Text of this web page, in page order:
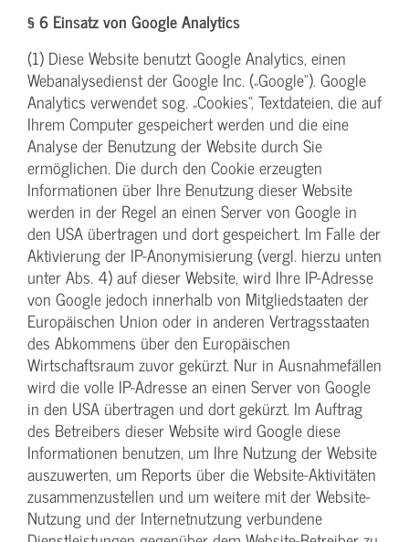
§ 6 Einsatz von Google Analytics
(1) Diese Website benutzt Google Analytics, einen
Webanalysedienst der Google Inc. („Google“). Google
Analytics verwendet sog. „Cookies“, Textdateien, die auf
Ihrem Computer gespeichert werden und die eine
Analyse der Benutzung der Website durch Sie
ermöglichen. Die durch den Cookie erzeugten
Informationen über Ihre Benutzung dieser Website
werden in der Regel an einen Server von Google in
den USA übertragen und dort gespeichert. Im Falle der
Aktivierung der IP-Anonymisierung (vergl. hierzu unten
unter Abs. 4) auf dieser Website, wird Ihre IP-Adresse
von Google jedoch innerhalb von Mitgliedstaaten der
Europäischen Union oder in anderen Vertragsstaaten
des Abkommens über den Europäischen
Wirtschaftsraum zuvor gekürzt. Nur in Ausnahmefällen
wird die volle IP-Adresse an einen Server von Google
in den USA übertragen und dort gekürzt. Im Auftrag
des Betreibers dieser Website wird Google diese
Informationen benutzen, um Ihre Nutzung der Website
auszuwerten, um Reports über die Website-Aktivitäten
zusammenzustellen und um weitere mit der Website-
Nutzung und der Internetnutzung verbundene